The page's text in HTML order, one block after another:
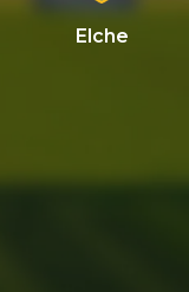
Playlists
Elche